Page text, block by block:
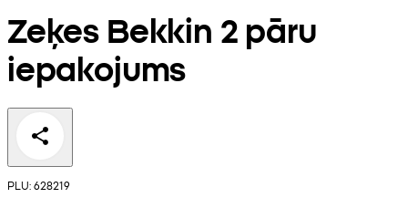
Zeķes Bekkin 2 pāru
iepakojums
PLU: 628219